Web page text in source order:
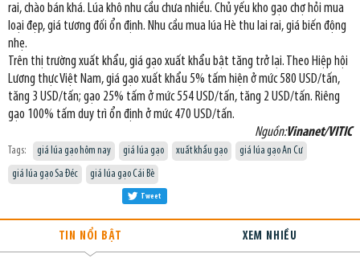
rai, chào bán khá. Lúa khô nhu cầu chưa nhiều. Chủ yếu kho gạo chợ hỏi mua
loại đẹp, giá tương đối ổn định. Nhu cầu mua lúa Hè thu lai rai, giá biến động
nhẹ.
Trên thị trường xuất khẩu, giá gạo xuất khẩu bật tăng trở lại. Theo Hiệp hội
Lương thực Việt Nam, giá gạo xuất khẩu 5% tấm hiện ở mức 580 USD/tấn,
tăng 3 USD/tấn; gạo 25% tấm ở mức 554 USD/tấn, tăng 2 USD/tấn. Riêng
gạo 100% tấm duy trì ổn định ở mức 470 USD/tấn.
Nguồn:Vinanet/VITIC
Tags: giá lúa gạo hôm nay giá lúa gạo xuất khẩu gạo
giá lúa gạo An Cư
giá lúa gạo Sa Đéc
giá lúa gạo Cái Bè
Tweet
TIN NỔI BẬT XEM NHIỀU